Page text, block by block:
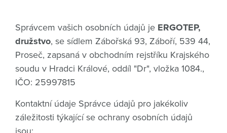
Správcem vašich osobních údajů je ERGOTEP,
družstvo, se sídlem Zábořská 93, Záboří, 539 44,
Proseč, zapsaná v obchodním rejstříku Krajského
soudu v Hradci Králové, oddíl "Dr", vložka 1084.,
IČO: 25997815
Kontaktní údaje Správce údajů pro jakékoliv
záležitosti týkající se ochrany osobních údajů